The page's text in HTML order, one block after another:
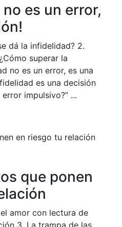
es un error,
dá la infidelidad? 2.
superar la
no es un error, es una
es una decisión
impulsivo?” ...
que ponen
amor con lectura de
3. La trampa de las